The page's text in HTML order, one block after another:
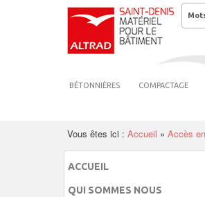
BÉTONNIÈRES COMPACTAGE
Vous êtes ici : Accueil » Accès
ACCUEIL
QUI SOMMES NOUS